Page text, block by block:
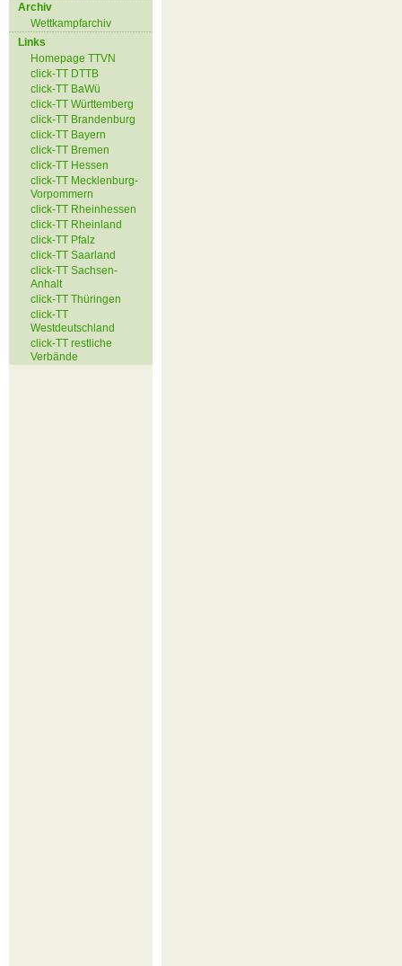
Archiv
Wettkampfarchiv
Links
Homepage TTVN
click-TT DTTB
click-TT BaWü
click-TT Württemberg
click-TT Brandenburg
click-TT Bayern
click-TT Bremen
click-TT Hessen
click-TT Mecklenburg-
Vorpommern
click-TT Rheinhessen
click-TT Rheinland
click-TT Pfalz
click-TT Saarland
click-TT Sachsen-
Anhalt
click-TT Thüringen
click-TT
Westdeutschland
click-TT restliche
Verbände